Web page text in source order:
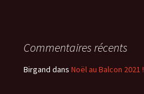
Commentaires récents
Birgand dans Noël au Balcon 2021 !